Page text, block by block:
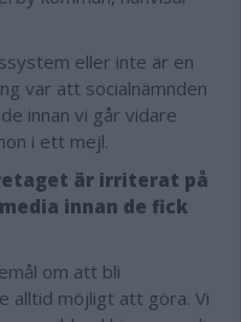
eller inte är en
var att socialnämnden
innan vi går vidare
i ett mejl.
är irriterat på
innan de fick
om att bli
alltid möjligt att göra. Vi